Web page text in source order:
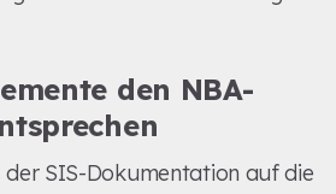
den NBA-
der SIS-Dokumentation auf die